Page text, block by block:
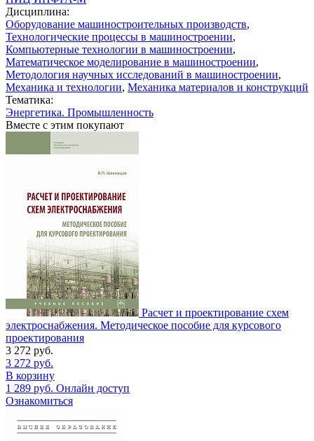
Дисциплина:
Оборудование машиностроительных производств,
Технологические процессы в машиностроении,
Компьютерные технологии в машиностроении,
Математическое моделирование в машиностроении,
Методология научных исследований в машиностроении,
Механика и технологии, Механика материалов и конструкций
Тематика:
Энергетика. Промышленность
Вместе с этим покупают
Расчет и проектирование схем
электроснабжения. Методическое пособие для курсового
проектирования
3 272 руб.
3 272 руб.
В корзину
1 289 руб. Онлайн доступ
Ознакомиться